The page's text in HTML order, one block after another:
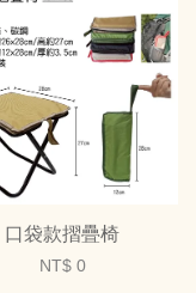
口袋款摺疊椅
NT$ 0